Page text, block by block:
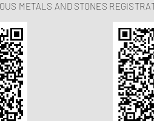
METALS AND STONES